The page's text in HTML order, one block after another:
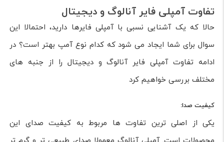
تفاوت آمپلی فایر آنالوگ و دیجیتال
حالا که یک آشنایی نسبی با آمپلی فایرها دارید، احتمالا این
سوال برای شما ایجاد می شود که کدام نوع آمپ بهتر است؟ در
ادامه تفاوت آمپلی فایر آنالوگ و دیجیتال را از جنبه های
مختلف بررسی خواهیم کرد
کیفیت صدا:
یکی از اصلی ترین تفاوت ها مربوط به کیفیت صدای این